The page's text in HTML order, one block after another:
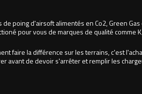
poing d'airsoft alimentés en Co2, Green Gas
pour vous de marques de qualité comme
faire la différence sur les terrains, c'est
avant de devoir s'arrêter et remplir les